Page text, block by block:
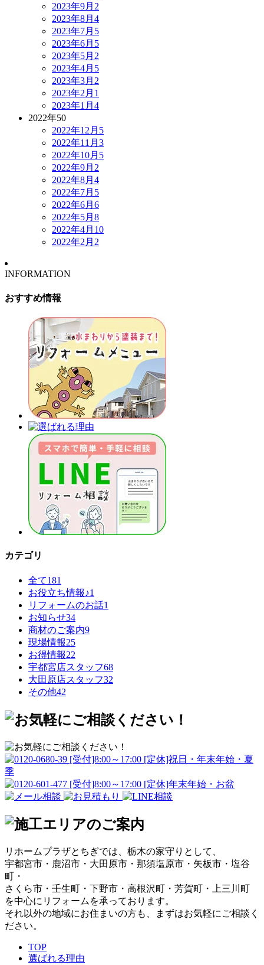
2023年9月 2
2023年8月 4
2023年7月 5
2023年6月 5
2023年5月 2
2023年4月 5
2023年3月 2
2023年2月 1
2023年1月 4
2022年50
2022年12月 5
2022年11月 3
2022年10月 5
2022年9月 2
2022年8月 4
2022年7月 5
2022年6月 6
2022年5月 8
2022年4月 10
2022年2月 2
INFORMATION
おすすめ情報
カテゴリ
全て181
お役立ち情報♪1
リフォームのお話1
お知らせ34
商材のご案内9
現場情報25
お得情報22
宇都宮店スタッフ68
大田原店スタッフ32
その他42
リホームプラザとちぎでは、栃木の家守りとして、
宇都宮市・鹿沼市・大田原市・那須塩原市・矢板市・塩谷
町・
さくら市・壬生町・下野市・高根沢町・芳賀町・上三川町
を中心にリフォームを承っております。
それ以外の地域にお住まいの方も、まずはお気軽にご相談く
ださい。
TOP
選ばれる理由